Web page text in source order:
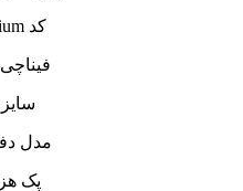
کد Aluminium
فیناچی
سایز 14/
مدل
پک